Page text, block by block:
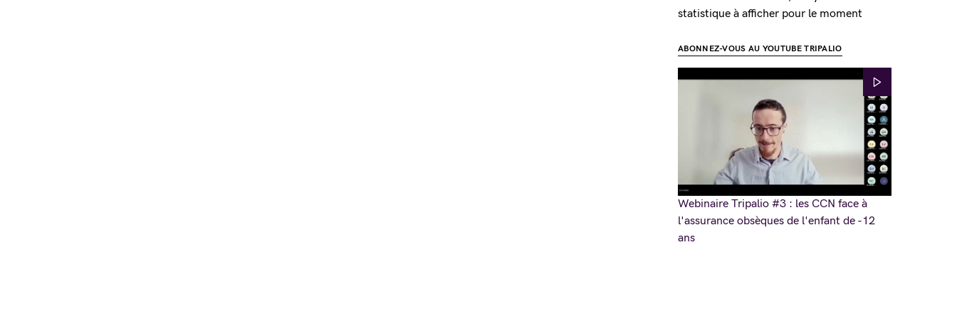
statistique à afficher pour le moment
ABONNEZ-VOUS AU YOUTUBE TRIPALIO
Webinaire Tripalio #3 : les CCN face à
l'assurance obsèques de l'enfant de -12
ans